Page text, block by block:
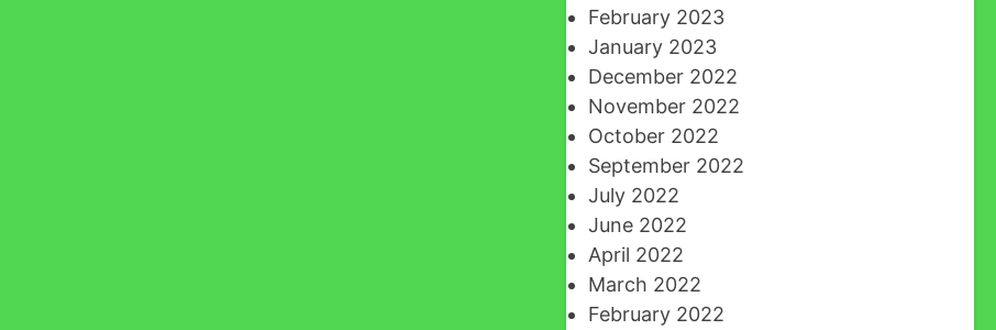
February 2023
January 2023
December 2022
November 2022
October 2022
September 2022
July 2022
June 2022
April 2022
March 2022
February 2022